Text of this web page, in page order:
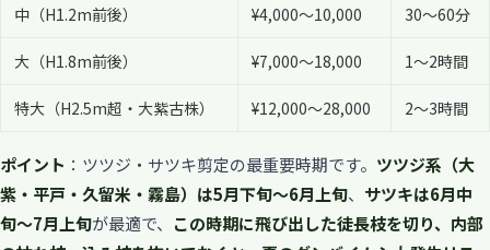
中（H1.2m前後） ¥4,000〜10,000 30〜60分
大（H1.8m前後） ¥7,000〜18,000 1〜2時間
特大（H2.5m超・大紫古株） ¥12,000〜28,000 2〜3時間
ポイント ：ツツジ・サツキ剪定の最重要時期です。 ツツジ系（大
紫・平戸・久留米・霧島）は5月下旬〜6月上旬、 サツキは6月中
旬〜7月上旬が最適で、 この時期に飛び出した徒長枝を切り、内部